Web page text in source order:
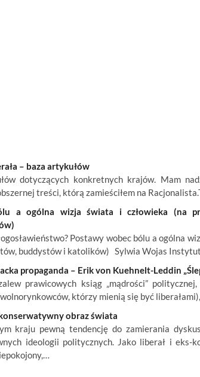
– baza artykułów
dotyczących konkretnych krajów. Mam
treści, którą zamieściłem na
a ogólna wizja świata i człowieka (na
Postawy wobec bólu a ogólna
buddystów i katolików) Sylwia Wojas
propaganda – Erik von Kuehnelt-Leddin
prawicowych ksiąg „mądrości”
którzy mienią się być
obraz świata
kraju pewną tendencję do zamierania
ideologii politycznych. Jako liberał i eks-